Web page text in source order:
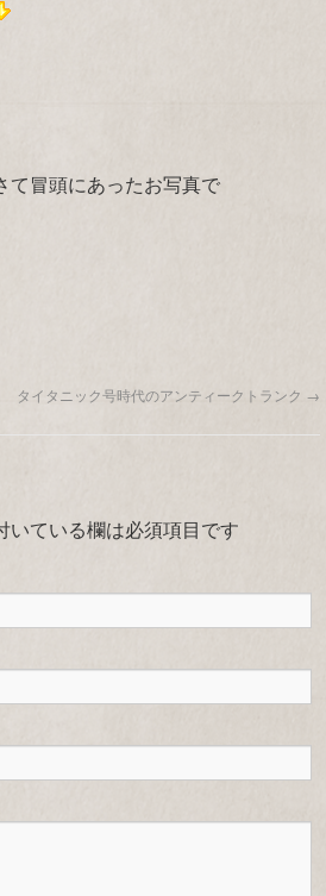
て冒頭にあったお写真で
タイタニック号時代のアンティークトランク →
いている欄は必須項目です